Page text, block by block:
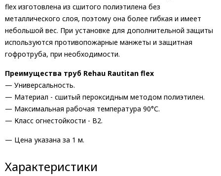
flex изготовлена из сшитого полиэтилена без
металлического слоя, поэтому она более гибкая и имеет
небольшой вес. При установке для дополнительной защиты
используются противопожарные манжеты и защитная
гофротруба, при необходимости.
Преимущества труб Rehau Rautitan flex
— Универсальность.
— Материал - сшитый пероксидным методом полиэтилен.
— Максимальная рабочая температура 90°С.
— Класс огнестойкости - B2.
— Цена указана за 1 м.
Характеристики